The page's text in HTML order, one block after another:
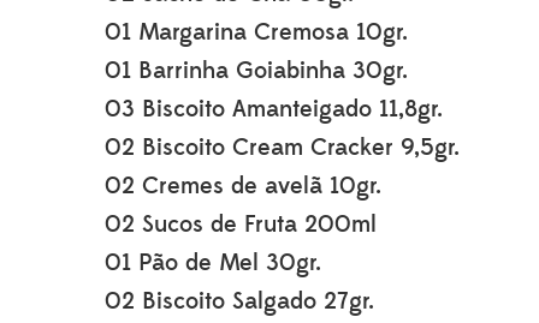
01 Margarina Cremosa 10gr.
01 Barrinha Goiabinha 30gr.
03 Biscoito Amanteigado 11,8gr.
02 Biscoito Cream Cracker 9,5gr.
02 Cremes de avelã 10gr.
02 Sucos de Fruta 200ml
01 Pão de Mel 30gr.
02 Biscoito Salgado 27gr.